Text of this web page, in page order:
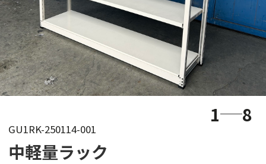
1 8
GU1RK-250114-001
中軽量ラック